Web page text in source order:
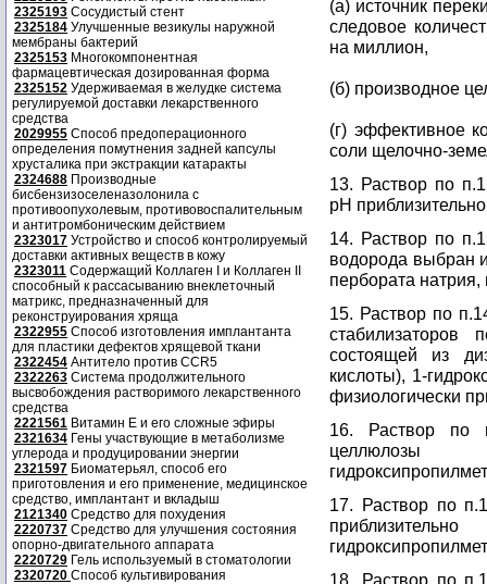
2325193 Сосудистый стент
2325184 Улучшенные везикулы наружной
мембраны бактерий
2325153 Многокомпонентная
фармацевтическая дозированная форма
2325152 Удерживаемая в желудке система
регулируемой доставки лекарственного
средства
2029955 Способ предоперационного
определения помутнения задней капсулы
хрусталика при экстракции катаракты
2324688 Производные
бисбензизоселеназолонила с
противоопухолевым, противовоспалительным
и антитромбоническим действием
2323017 Устройство и способ контролируемый
доставки активных веществ в кожу
2323011 Содержащий Коллаген I и Коллаген II
способный к рассасыванию внеклеточный
матрикс, предназначенный для
реконструирования хряща
2322955 Способ изготовления имплантанта
для пластики дефектов хрящевой ткани
2322454 Антитело против CCR5
2322263 Система продолжительного
высвобождения растворимого лекарственного
средства
2221561 Витамин Е и его сложные эфиры
2321634 Гены участвующие в метаболизме
углерода и продуцировании энергии
2321597 Биоматерьял, способ его
приготовления и его применение, медицинское
средство, имплантант и вкладыш
2121340 Средство для похудения
2220737 Средство для улучшения состояния
опорно-двигательного аппарата
2220729 Гель используемый в стоматологии
2320720 Способ культивирования
(а) источник
следовое
на миллион,
(б) производное
(г) эффективное
соли щелочно-
13. Раствор по
рН
14. Раствор по
водорода выбран
пербората
15. Раствор по
стабилизаторов
состоящей из
кислоты), 1-
физиологически
16. Раствор по
17. Раствор по
18. Раствор по